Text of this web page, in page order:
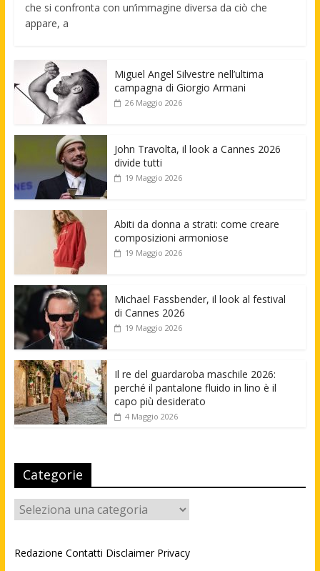
che si confronta con un’immagine diversa da ciò che
appare, a
Miguel Angel Silvestre nell’ultima
campagna di Giorgio Armani
26 Maggio 2026
John Travolta, il look a Cannes 2026
divide tutti
19 Maggio 2026
Abiti da donna a strati: come creare
composizioni armoniose
19 Maggio 2026
Michael Fassbender, il look al festival
di Cannes 2026
19 Maggio 2026
Il re del guardaroba maschile 2026:
perché il pantalone fluido in lino è il
capo più desiderato
4 Maggio 2026
Categorie
Categorie
Redazione Contatti Disclaimer Privacy